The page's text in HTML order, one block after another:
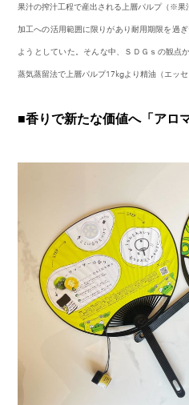
果汁の搾汁工程で産出される上層パルプ（※果
加工への活用範囲に限りがあり耐用期限を過
ようとしていた。そんな中、ＳＤＧｓの観点
蒸気蒸留法で上層パルプ17kgより精油（エッ
■香りで新たな価値へ「アロ